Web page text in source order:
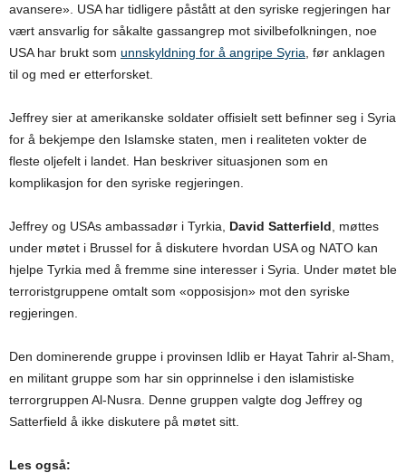
avansere». USA har tidligere påstått at den syriske regjeringen har
vært ansvarlig for såkalte gassangrep mot sivilbefolkningen, noe
USA har brukt som unnskyldning for å angripe Syria , før anklagen
til og med er etterforsket.
Jeffrey sier at amerikanske soldater offisielt sett befinner seg i Syria
for å bekjempe den Islamske staten, men i realiteten vokter de
fleste oljefelt i landet. Han beskriver situasjonen som en
komplikasjon for den syriske regjeringen.
Jeffrey og USAs ambassadør i Tyrkia, David Satterfield , møttes
under møtet i Brussel for å diskutere hvordan USA og NATO kan
hjelpe Tyrkia med å fremme sine interesser i Syria. Under møtet ble
terroristgruppene omtalt som «opposisjon» mot den syriske
regjeringen.
Den dominerende gruppe i provinsen Idlib er Hayat Tahrir al-Sham,
en militant gruppe som har sin opprinnelse i den islamistiske
terrorgruppen Al-Nusra. Denne gruppen valgte dog Jeffrey og
Satterfield å ikke diskutere på møtet sitt.
Les også: